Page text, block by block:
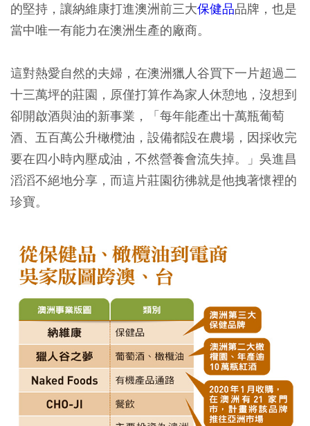
的堅持，讓納維康打進澳洲前三大保健品品牌，也是
當中唯一有能力在澳洲生產的廠商。
這對熱愛自然的夫婦，在澳洲獵人谷買下一片超過二
十三萬坪的莊園，原僅打算作為家人休憩地，沒想到
卻開啟酒與油的新事業，「每年能產出十萬瓶葡萄
酒、五百萬公升橄欖油，設備都設在農場，因採收完
要在四小時內壓成油，不然營養會流失掉。」吳進昌
滔滔不絕地分享，而這片莊園彷彿就是他拽著懷裡的
珍寶。